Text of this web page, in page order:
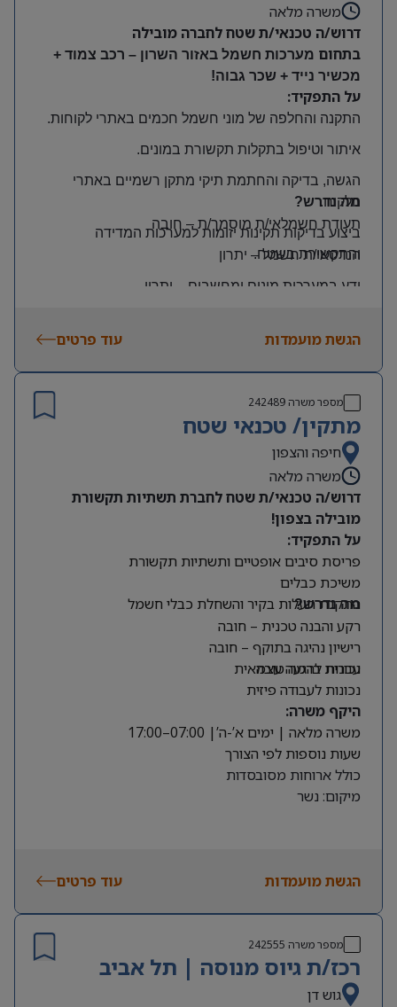
משרה מלאה
דרוש/ה טכנאי/ת שטח לחברה מובילה
בתחום מערכות חשמל באזור השרון – רכב צמוד +
מכשיר נייד + שכר גבוה!
על התפקיד:
התקנה והחלפה של מוני חשמל חכמים באתרי לקוחות.
איתור וטיפול בתקלות תקשורת במונים.
הגשה, בדיקה והחתמת תיקי מתקן רשמיים באתרי
הלקוח.
ביצוע בדיקות תקינות יזומות למערכות המדידה
והתקשורת בשטח.
מה נדרש?
תעודת חשמלאי/ת מוסמך/ת – חובה
הנדסאי/ת חשמל– יתרון
ידע במערכות מונים ומחשבים יתרון
היקף משרה:
משרה מלאה | ימים: א’-ה’ | שעות: 8:00–17:00
תנאים:
רכב צמוד וטלפון סלולרי
שכר גבוה
מיקום: קדימה צורן
הגשת מועמדות עוד פרטים
מספר משרה242489
מתקין/ טכנאי שטח
חיפה והצפון
משרה מלאה
דרוש/ה טכנאי/ת שטח לחברת תשתיות תקשורת
מובילה בצפון!
על התפקיד:
פריסת סיבים אופטיים ותשתיות תקשורת
משיכת כבלים
התקנת תעלות בקיר והשחלת כבלי חשמל
מה נדרש?
רקע והבנה טכנית – חובה
רישיון נהיגה בתוקף – חובה
עברית ברמה טובה
נכונות להגעה עצמאית
נכונות לעבודה פיזית
היקף משרה:
משרה מלאה | ימים א’-ה’| 07:00–17:00
שעות נוספות לפי הצורך
כולל ארוחות מסובסדות
מיקום: נשר
הגשת מועמדות עוד פרטים
מספר משרה 242555
רכז/ת גיוס מנוסה | תל אביב
גוש דן